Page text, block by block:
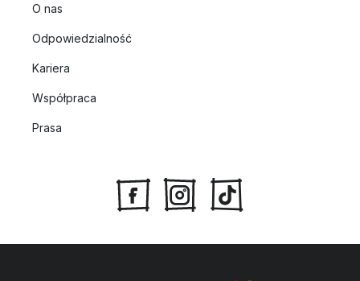
O nas
Odpowiedzialność
Kariera
Współpraca
Prasa